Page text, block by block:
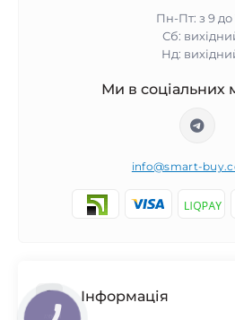
Пн-Пт: з 9 до
Сб:
Нд:
Ми в соціальних
info@smart-
Інформація
КНОПКА